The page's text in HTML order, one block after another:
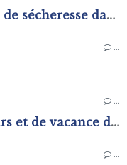
Arrêté constatant la situation de sécheresse dans les zones d'alerte du département de L'Orne
…
…
Trésor Public : Avis de concours et de vacance d'emplois
…